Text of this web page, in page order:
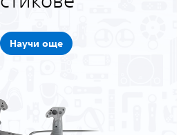
Научи още